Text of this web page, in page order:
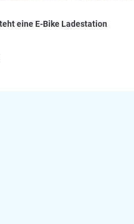
eine E-Bike Ladestation